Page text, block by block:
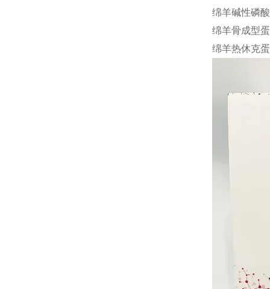
绵羊碱性磷
绵羊骨成型
绵羊热休克